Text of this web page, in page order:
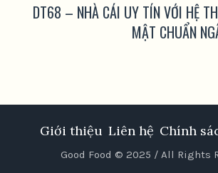
DT68 – NHÀ CÁI UY TÍN VỚI HỆ
MẬT CHUẨN
Giới thiệu Liên hệ Chính
Good Food © 2025 / All Rights